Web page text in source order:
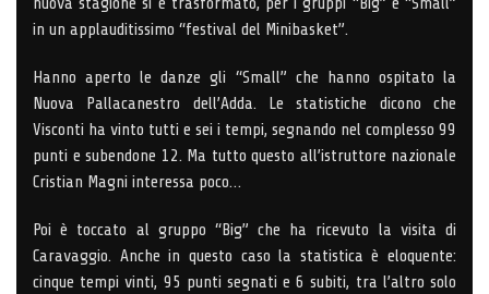
in un applauditissimo “festival del Minibasket”.
Hanno aperto le danze gli “Small” che hanno ospitato la
Nuova Pallacanestro dell’Adda. Le statistiche dicono che
Visconti ha vinto tutti e sei i tempi, segnando nel complesso 99
punti e subendone 12. Ma tutto questo all’istruttore nazionale
Cristian Magni interessa poco…
Poi è toccato al gruppo “Big” che ha ricevuto la visita di
Caravaggio. Anche in questo caso la statistica è eloquente:
cinque tempi vinti, 95 punti segnati e 6 subiti, tra l’altro solo